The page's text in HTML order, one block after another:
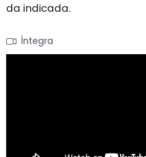
da indicada.
Íntegra